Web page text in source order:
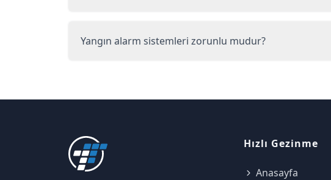
Yangın alarm sistemleri zorunlu mudur?
Hızlı Gezinme
Anasayfa